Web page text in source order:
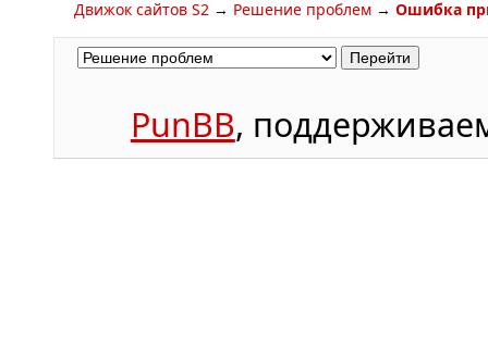
Движок сайтов S2 → Решение проблем →Ошибка
PunBB,